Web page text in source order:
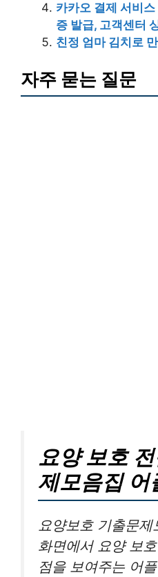
카카오 결제 서비
증 발급, 고객센터
친정 엄마 김치로
자주 묻는 질문
요양 보호
제모음집 어
요양보호 기출문
화면에서 요양 보
점을 보여주는 어